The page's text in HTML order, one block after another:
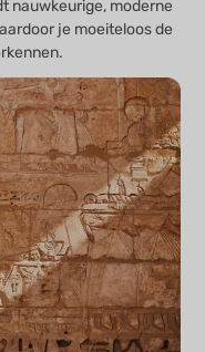
nauwkeurige, moderne
je moeiteloos de